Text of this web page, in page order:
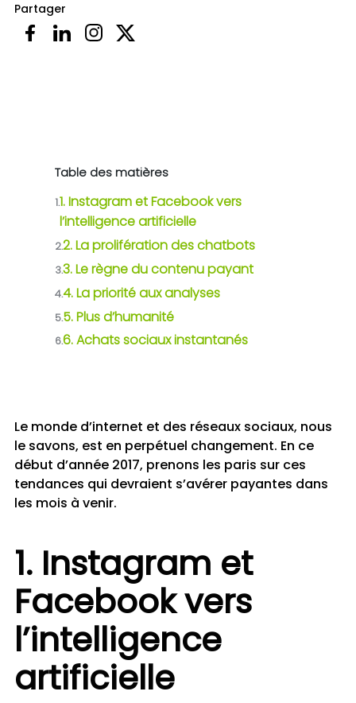
Partager
Table des matières
1.1. Instagram et Facebook vers
l’intelligence artificielle
2.2. La prolifération des chatbots
3.3. Le règne du contenu payant
4.4. La priorité aux analyses
5.5. Plus d’humanité
6.6. Achats sociaux instantanés
Le monde d’internet et des réseaux sociaux, nous
le savons, est en perpétuel changement. En ce
début d’année 2017, prenons les paris sur ces
tendances qui devraient s’avérer payantes dans
les mois à venir.
1. Instagram et
Facebook vers
l’intelligence
artificielle